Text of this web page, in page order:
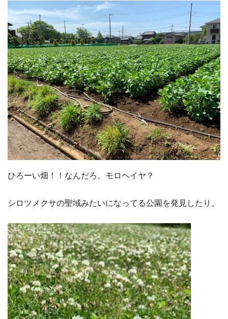
ひろーい畑！！なんだろ。モロヘイヤ？
シロツメクサの聖域みたいになってる公園を発見したり。